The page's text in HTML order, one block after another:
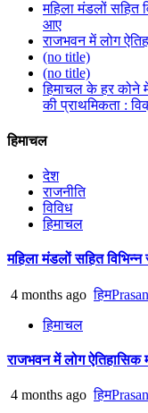
महिला मंडलों सहित
आए
राजभवन में लोग
(no title)
(no title)
हिमाचल के हर कोने
की प्राथमिकता :
हिमाचल
देश
राजनीति
विविध
हिमाचल
महिला मंडलों सहित
4 months ago
हिमाचल
राजभवन में लोग ऐतिहासिक
4 months ago